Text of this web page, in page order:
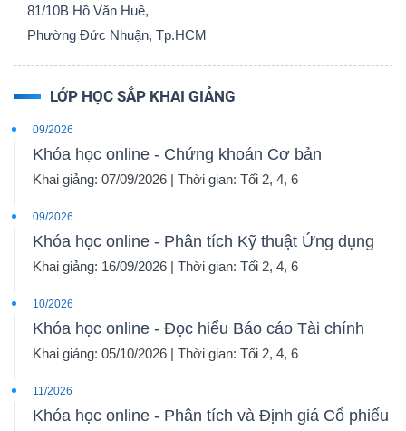
81/10B Hồ Văn Huê,
Phường Đức Nhuận, Tp.HCM
LỚP HỌC SẮP KHAI GIẢNG
09/2026
Khóa học online - Chứng khoán Cơ bản
Khai giảng: 07/09/2026 | Thời gian: Tối 2, 4, 6
09/2026
Khóa học online - Phân tích Kỹ thuật Ứng dụng
Khai giảng: 16/09/2026 | Thời gian: Tối 2, 4, 6
10/2026
Khóa học online - Đọc hiểu Báo cáo Tài chính
Khai giảng: 05/10/2026 | Thời gian: Tối 2, 4, 6
11/2026
Khóa học online - Phân tích và Định giá Cổ phiếu